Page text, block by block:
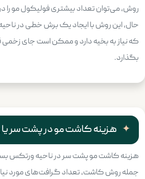
روش، می‌توان تعداد بیشتری فولیکول مو را
حال، این روش با ایجاد یک برش خطی در
که نیاز به بخیه دارد و ممکن است جای
بگذارد.
هزینه کاشت مو در پشت سر
هزینه کاشت مو پشت سر در ناحیه ورتکس
جمله روش کاشت، تعداد گرافت‌های مورد